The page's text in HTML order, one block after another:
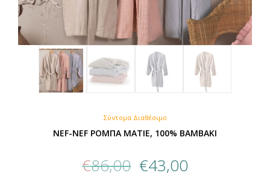
Σύντομα Διαθέσιμο
NEF-NEF ΡΟΜΠΑ ΜΑΤΙΕ, 100% BAMBAKI
€86,00
price
€43,00